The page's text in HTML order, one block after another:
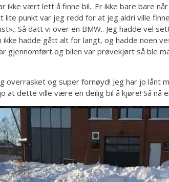
ikke vært lett å finne bil.. Er ikke bare bare
lite punkt var jeg redd for at jeg aldri ville
Så datt vi over en BMW.. Jeg hadde vel
ikke hadde gått alt for langt, og hadde noen
gjennomført og bilen var prøvekjørt så ble
overrasket og super fornøyd! Jeg har jo lånt
at dette ville være en deilig bil å kjøre! Så nå